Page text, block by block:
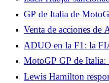
durante la carrera
GP de Italia de
carrera al sprint,
Martín sólido
Venta de acciones de
fracasan las
Mercedes
ADUO en la F1: la
diferencias entre los
MotoGP GP de
carrera, Bezzecchi
Lewis Hamilton